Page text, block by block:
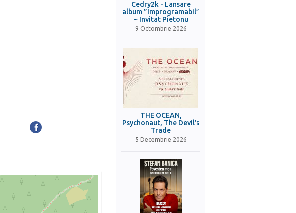
Cedry2k - Lansare
album ”Improgramabil”
~ Invitat Pietonu
9 Octombrie 2026
THE OCEAN,
Psychonaut, The Devil's
Trade
5 Decembrie 2026